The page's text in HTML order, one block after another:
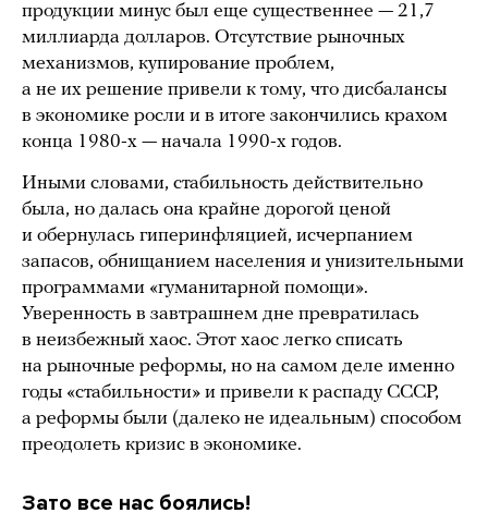
продукции минус был еще существеннее — 21,7
миллиарда долларов. Отсутствие рыночных
механизмов, купирование проблем,
а не их решение привели к тому, что дисбалансы
в экономике росли и в итоге закончились крахом
конца 1980-х — начала 1990-х годов.
Иными словами, стабильность действительно
была, но далась она крайне дорогой ценой
и обернулась гиперинфляцией, исчерпанием
запасов, обнищанием населения и унизительными
программами «гуманитарной помощи».
Уверенность в завтрашнем дне превратилась
в неизбежный хаос. Этот хаос легко списать
на рыночные реформы, но на самом деле именно
годы «стабильности» и привели к распаду СССР,
а реформы были (далеко не идеальным) способом
преодолеть кризис в экономике.
Зато все нас боялись!